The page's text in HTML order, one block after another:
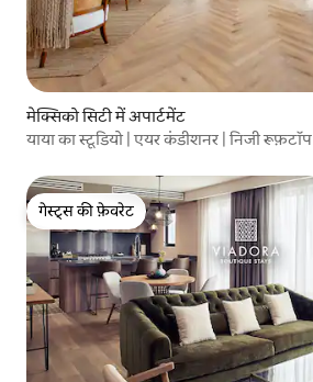
मेक्सिको सिटी में अपार्टमेंट
याया का स्टूडियो | एयर कंडीशनर | निजी रूफ़टॉप
गेस्ट्स की फ़ेवरेट
गेस्ट्स की फ़ेवरेट